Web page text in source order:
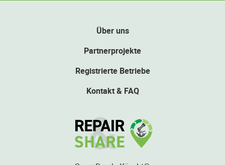
Über uns
Partnerprojekte
Registrierte Betriebe
Kontakt & FAQ